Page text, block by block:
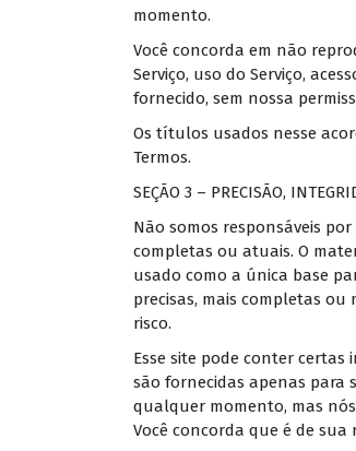
momento.
Você concorda em não
Serviço, uso do Serviço,
fornecido, sem nossa
Os títulos usados nesse
Termos.
SEÇÃO 3 – PRECISÃO,
Não somos responsáveis
completas ou atuais. O
usado como a única base
precisas, mais completas
risco.
Esse site pode conter
são fornecidas apenas para
qualquer momento, mas
Você concorda que é de